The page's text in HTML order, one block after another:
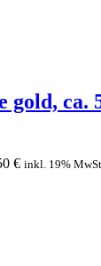
gold, ca.
€ inkl. 19% MwSt.